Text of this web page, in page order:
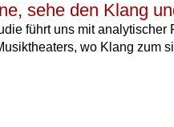
sehe den Klang
führt uns mit
wo Klang zum